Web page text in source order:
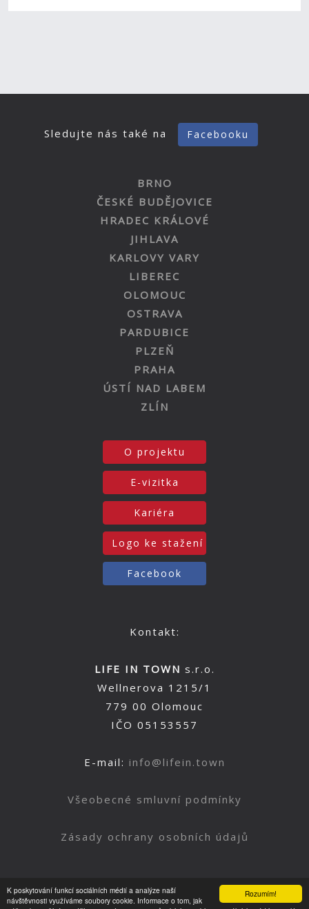
Rozumím!
K poskytování funkcí sociálních médií a analýze naší
návštěvnosti využíváme soubory cookie. Informace o tom, jak
Sledujte nás také na Facebooku
BRNO
ČESKÉ BUDĚJOVICE
HRADEC KRÁLOVÉ
JIHLAVA
KARLOVY VARY
LIBEREC
OLOMOUC
OSTRAVA
PARDUBICE
PLZEŇ
PRAHA
ÚSTÍ NAD LABEM
ZLÍN
O projektu
E-vizitka
Kariéra
Logo ke stažení
Facebook
Kontakt:
LIFE IN TOWN s.r.o.
Wellnerova 1215/1
779 00 Olomouc
IČO 05153557
E-mail: info@lifein.town
Všeobecné smluvní podmínky
Zásady ochrany osobních údajů
Nahoru